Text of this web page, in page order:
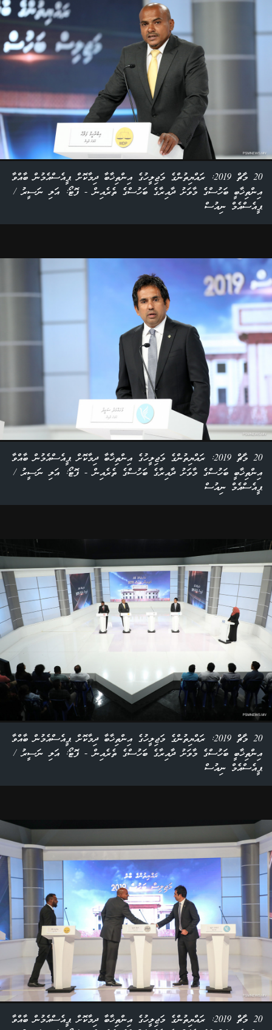
20 މާޗް 2019: ރައްޔިތުންގެ މަޖިލީހުގެ އިންތިޚާބާ ދިމާކޮށް ޕީއެސްއެމުން ބާއްވާ
އިންތިޚާބީ ބަހުސްގެ މާވަށު ދާއިރާގެ ބަހުސްގެ ތެރެއިން - ފޮޓޯ: އަލި ނަސީރު /
ޕީއެސްއެމް ނިއުސް
20 މާޗް 2019: ރައްޔިތުންގެ މަޖިލީހުގެ އިންތިޚާބާ ދިމާކޮށް ޕީއެސްއެމުން ބާއްވާ
އިންތިޚާބީ ބަހުސްގެ މާވަށު ދާއިރާގެ ބަހުސްގެ ތެރެއިން - ފޮޓޯ: އަލި ނަސީރު /
ޕީއެސްއެމް ނިއުސް
20 މާޗް 2019: ރައްޔިތުންގެ މަޖިލީހުގެ އިންތިޚާބާ ދިމާކޮށް ޕީއެސްއެމުން ބާއްވާ
އިންތިޚާބީ ބަހުސްގެ މާވަށު ދާއިރާގެ ބަހުސްގެ ތެރެއިން - ފޮޓޯ: އަލި ނަސީރު /
ޕީއެސްއެމް ނިއުސް
20 މާޗް 2019: ރައްޔިތުންގެ މަޖިލީހުގެ އިންތިޚާބާ ދިމާކޮށް ޕީއެސްއެމުން ބާއްވާ